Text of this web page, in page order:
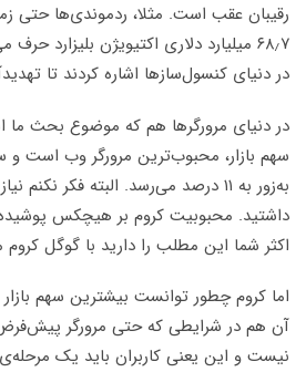
رقیبان عقب است. مثلا، ردموندی‌ها حتی
۶۸٫۷ میلیارد دلاری اکتیویژن بلیزارد
در دنیای کنسول‌سازها اشاره کردند تا
سهم بازار، محبوب‌ترین مرورگر وب است و
به‌زور به ۱۱ درصد می‌رسد. البته فکر
داشتید. محبوبیت کروم بر هیچکس
اکثر شما این مطلب را دارید با گوگل کروم
اما کروم چطور توانست بیشترین سهم بازار
آن هم در شرایطی که حتی مرورگر
نیست و این یعنی کاربران باید یک مرحله‌ی